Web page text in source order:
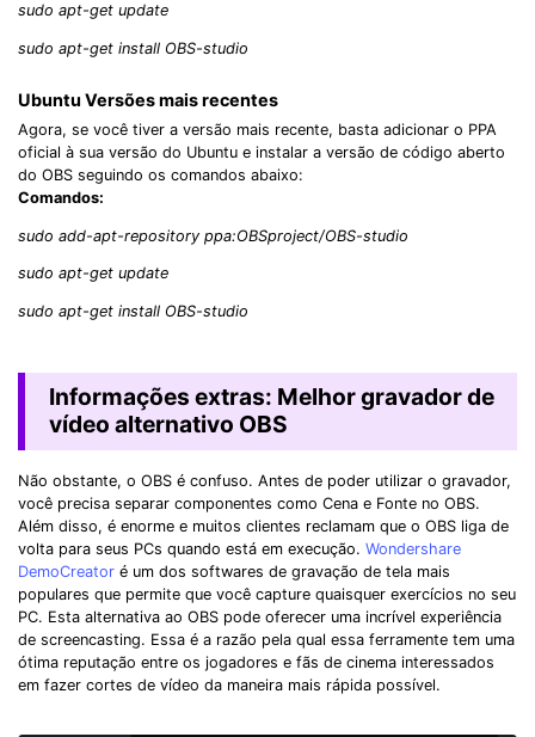
sudo apt-get update
sudo apt-get install OBS-studio
Ubuntu Versões mais recentes
Agora, se você tiver a versão mais recente, basta adicionar o PPA
oficial à sua versão do Ubuntu e instalar a versão de código aberto
do OBS seguindo os comandos abaixo:
Comandos:
sudo add-apt-repository ppa:OBSproject/OBS-studio
sudo apt-get update
sudo apt-get install OBS-studio
Informações extras: Melhor gravador de
vídeo alternativo OBS
Não obstante, o OBS é confuso. Antes de poder utilizar o gravador,
você precisa separar componentes como Cena e Fonte no OBS.
Além disso, é enorme e muitos clientes reclamam que o OBS liga de
volta para seus PCs quando está em execução. Wondershare
DemoCreator é um dos softwares de gravação de tela mais
populares que permite que você capture quaisquer exercícios no seu
PC. Esta alternativa ao OBS pode oferecer uma incrível experiência
de screencasting. Essa é a razão pela qual essa ferramente tem uma
ótima reputação entre os jogadores e fãs de cinema interessados
em fazer cortes de vídeo da maneira mais rápida possível.